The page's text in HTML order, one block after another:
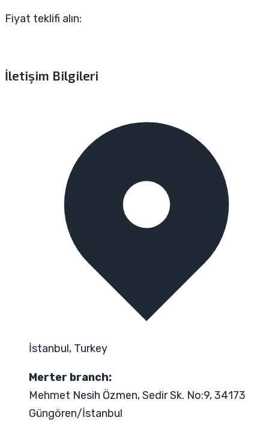
Fiyat teklifi alın:
İletişim Bilgileri
İstanbul, Turkey
Merter branch:
Mehmet Nesih Özmen, Sedir Sk. No:9, 34173
Güngören/İstanbul